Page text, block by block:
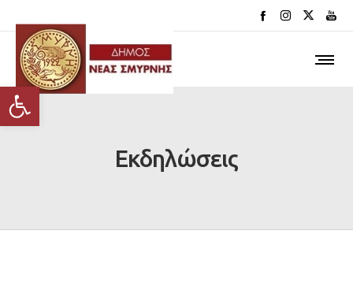
Ανοίξτε τη γραμμή εργαλείων
Εκδηλώσεις